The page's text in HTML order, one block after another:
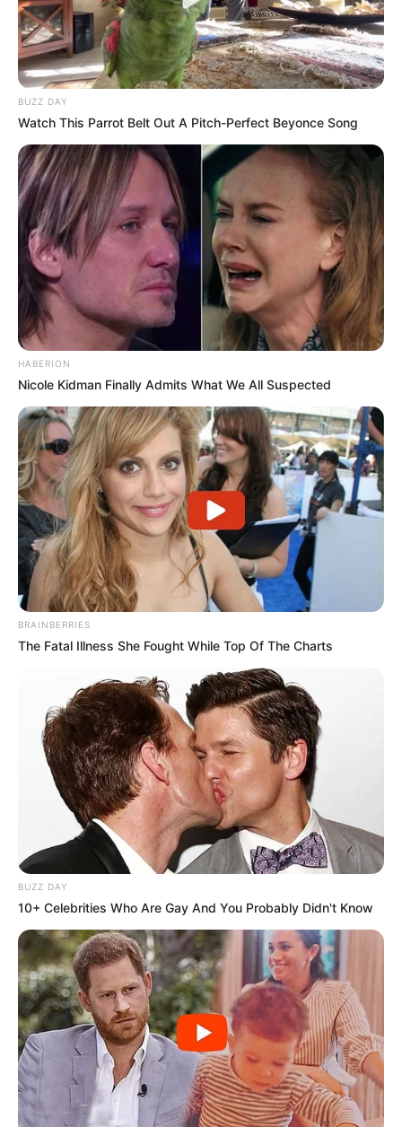
BUZZ DAY
Watch This Parrot Belt Out A Pitch-Perfect Beyonce Song
HABERION
Nicole Kidman Finally Admits What We All Suspected
BRAINBERRIES
The Fatal Illness She Fought While Top Of The Charts
BUZZ DAY
10+ Celebrities Who Are Gay And You Probably Didn't Know